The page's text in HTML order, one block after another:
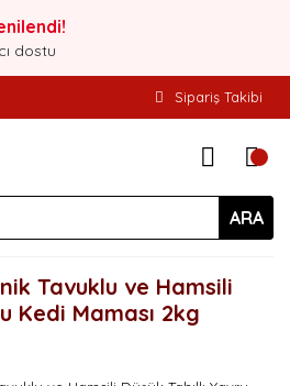
dostu
Sipariş Takibi
ARA
Tavuklu ve Hamsili
Kedi Maması 2kg